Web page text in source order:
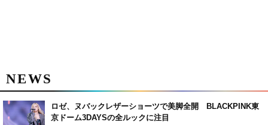
NEWS
ロゼ、ヌバックレザーショーツで美脚全開 BLACKPINK東
京ドーム3DAYSの全ルックに注目